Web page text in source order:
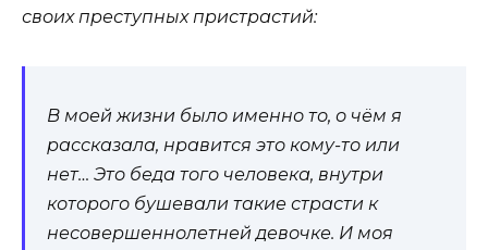
своих преступных пристрастий:
В моей жизни было именно то, о чём я
рассказала, нравится это кому-то или
нет… Это беда того человека, внутри
которого бушевали такие страсти к
несовершеннолетней девочке. И моя